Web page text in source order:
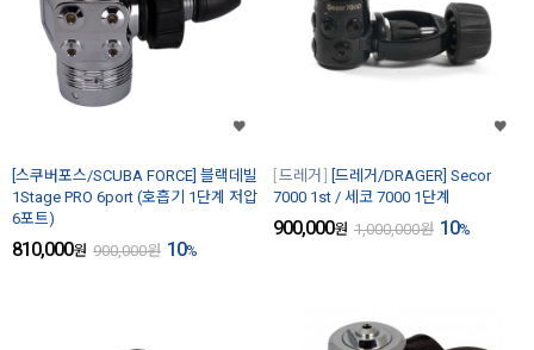
[스쿠버포스/SCUBA FORCE] 블랙데빌
1Stage PRO 6port (호흡기 1단계 저압
6포트)
810,000원 900,000원 10%
드레거
[드레거/DRAGER] Secor
7000 1st / 세코 7000 1단계
900,000원 1,000,000원 10%